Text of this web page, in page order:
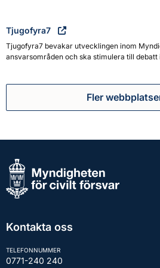
Tjugofyra7
Tjugofyra7 bevakar utvecklingen inom
ansvarsområden och ska stimulera till debatt
Fler
Kontakta oss
TELEFONNUMMER
0771-240 240